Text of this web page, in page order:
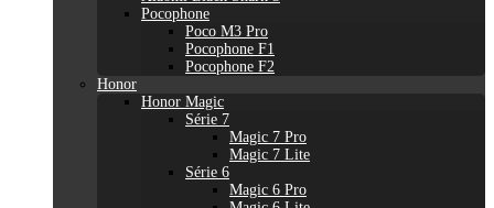
Pocophone
Poco M3 Pro
Pocophone F1
Pocophone F2
Honor
Honor Magic
Série 7
Magic 7 Pro
Magic 7 Lite
Série 6
Magic 6 Pro